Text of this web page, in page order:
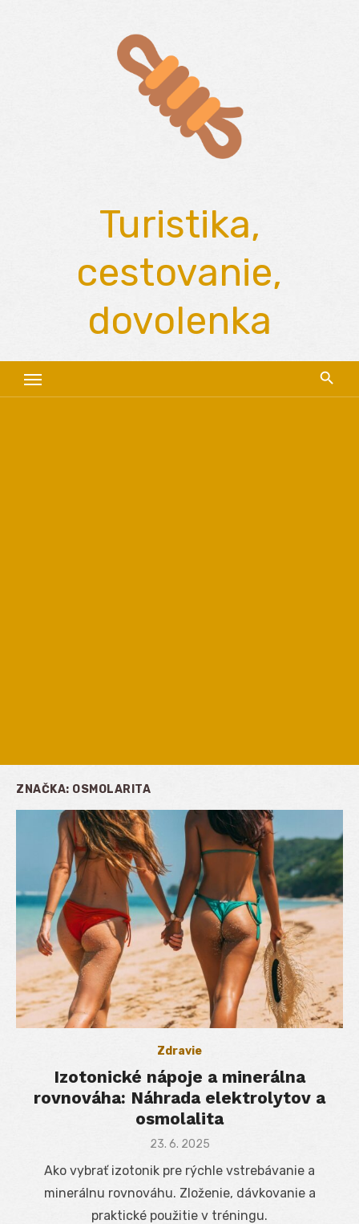
Turistika,
cestovanie,
dovolenka
ZNAČKA: OSMOLARITA
Zdravie
Izotonické nápoje a minerálna
rovnováha: Náhrada elektrolytov a
osmolalita
Posted
23. 6. 2025
Ako vybrať izotonik pre rýchle vstrebávanie a
minerálnu rovnováhu. Zloženie, dávkovanie a
praktické použitie v tréningu.